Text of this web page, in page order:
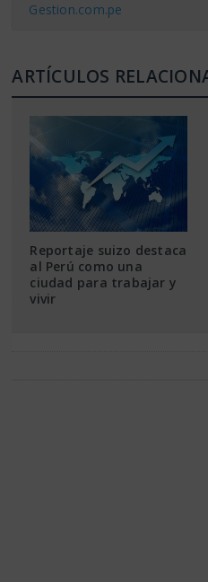
Gestion.com.pe
ARTÍCULOS
Reportaje suizo destaca
al Perú como una
ciudad para trabajar y
vivir